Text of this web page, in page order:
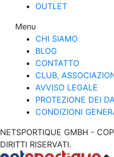
OUTLET
Menu
CHI SIAMO
BLOG
CONTATTO
CLUB,
AVVISO LEGALE
PROTEZIONE DEI
CONDIZIONI
NETSPORTIQUE GMBH -
DIRITTI RISERVATI.